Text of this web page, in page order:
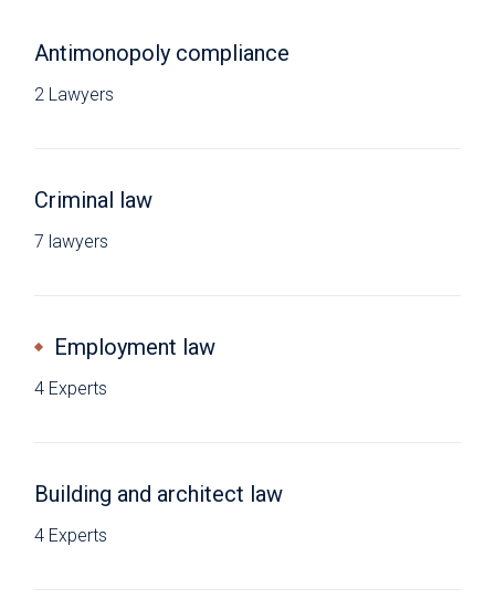
Antimonopoly compliance
2 Lawyers
Criminal law
7 lawyers
Employment law
4 Experts
Building and architect law
4 Experts